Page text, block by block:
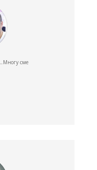
Многу сме